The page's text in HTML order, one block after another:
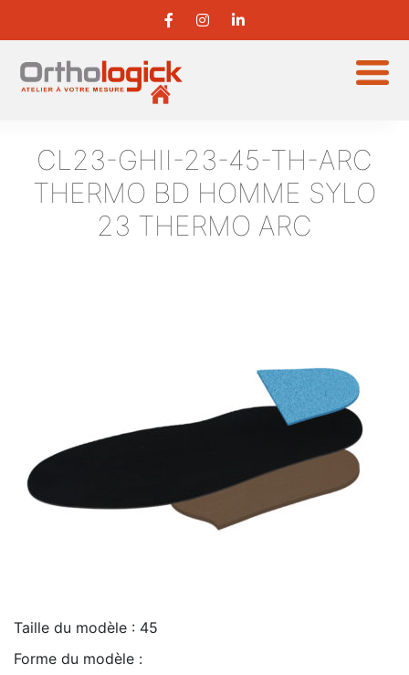
CL23-GHII-23-45-TH-ARC
THERMO BD HOMME SYLO
23 THERMO ARC
Taille du modèle : 45
Forme du modèle :